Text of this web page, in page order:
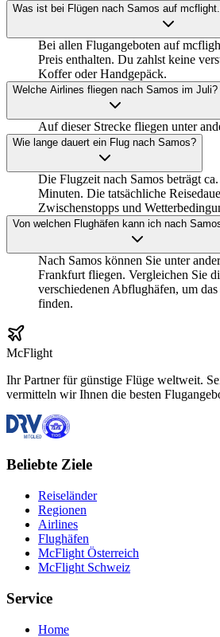
Was ist bei Flügen nach Samos auf
Bei allen Flugangeboten auf
Preis enthalten. Du zahlst keine
Koffer oder Handgepäck.
Welche Airlines fliegen nach Samos im Juli?
Auf dieser Strecke fliegen unter
Wie lange dauert ein Flug nach Samos?
Die Flugzeit nach Samos beträgt
Minuten. Die tatsächliche
Zwischenstopps und
Von welchen Flughäfen kann ich nach
Nach Samos können Sie unter
Frankfurt fliegen. Vergleichen Sie
verschiedenen Abflughäfen, um
finden.
McFlight
Ihr Partner für günstige Flüge weltweit.
vermitteln wir Ihnen die besten
Beliebte Ziele
Reiseländer
Regionen
Airlines
Flughäfen
McFlight Österreich
McFlight Schweiz
Service
Home